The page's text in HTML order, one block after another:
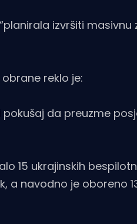
izvršiti
reklo je:
pokušaj da preuzme
15 ukrajinskih
a navodno je oboreno